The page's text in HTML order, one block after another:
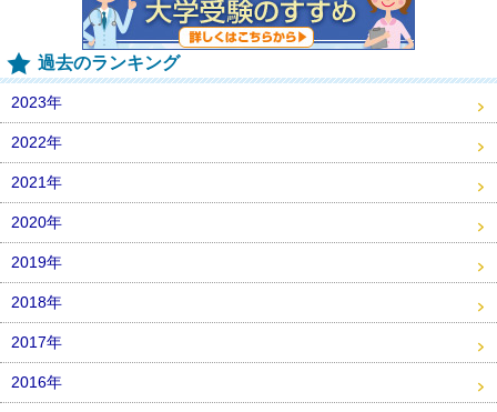
過去のランキング
2023年
2022年
2021年
2020年
2019年
2018年
2017年
2016年